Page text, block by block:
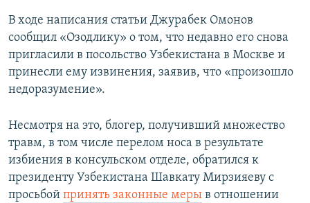
В ходе написания статьи Джурабек Омонов
сообщил «Озодлику» о том, что недавно его снова
пригласили в посольство Узбекистана в Москве и
принесли ему извинения, заявив, что «произошло
недоразумение».
Несмотря на это, блогер, получивший множество
травм, в том числе перелом носа в результате
избиения в консульском отделе, обратился к
президенту Узбекистана Шавкату Мирзияеву с
просьбой принять законные меры в отношении